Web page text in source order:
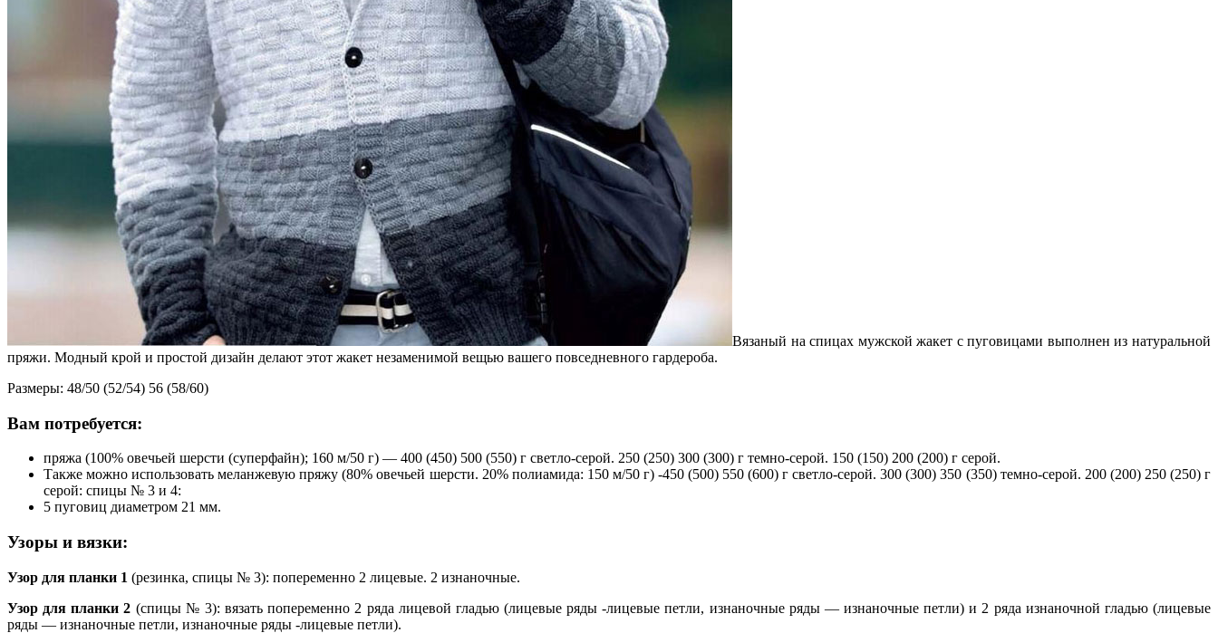
Вязаный на спицах мужской жакет с пуговицами выполнен из натуральной
пряжи. Модный крой и простой дизайн делают этот жакет незаменимой вещью вашего повседневного гардероба.
Размеры: 48/50 (52/54) 56 (58/60)
Вам потребуется:
пряжа (100% овечьей шерсти (суперфайн); 160 м/50 г) — 400 (450) 500 (550) г светло-серой. 250 (250) 300 (300) г темно-серой. 150 (150) 200 (200) г серой.
Также можно использовать меланжевую пряжу (80% овечьей шерсти. 20% полиамида: 150 м/50 г) -450 (500) 550 (600) г светло-серой. 300 (300) 350 (350) темно-серой. 200 (200) 250 (250) г
серой: спицы № 3 и 4:
5 пуговиц диаметром 21 мм.
Узоры и вязки:
Узор для планки 1 (резинка, спицы № 3): попеременно 2 лицевые. 2 изнаночные.
Узор для планки 2 (спицы № 3): вязать попеременно 2 ряда лицевой гладью (лицевые ряды -лицевые петли, изнаночные ряды — изнаночные петли) и 2 ряда изнаночной гладью (лицевые
ряды — изнаночные петли, изнаночные ряды -лицевые петли).